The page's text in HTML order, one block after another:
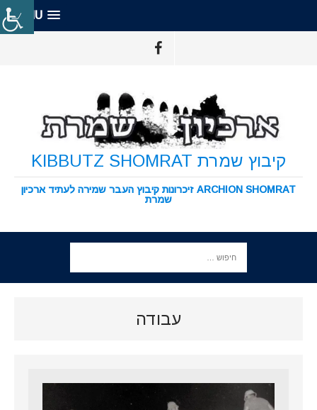
MENU
קיבוץ שמרת KIBBUTZ SHOMRAT
ARCHION SHOMRAT זיכרונות קיבוץ העבר שמירה לעתיד ארכיון
שמרת
עבודה